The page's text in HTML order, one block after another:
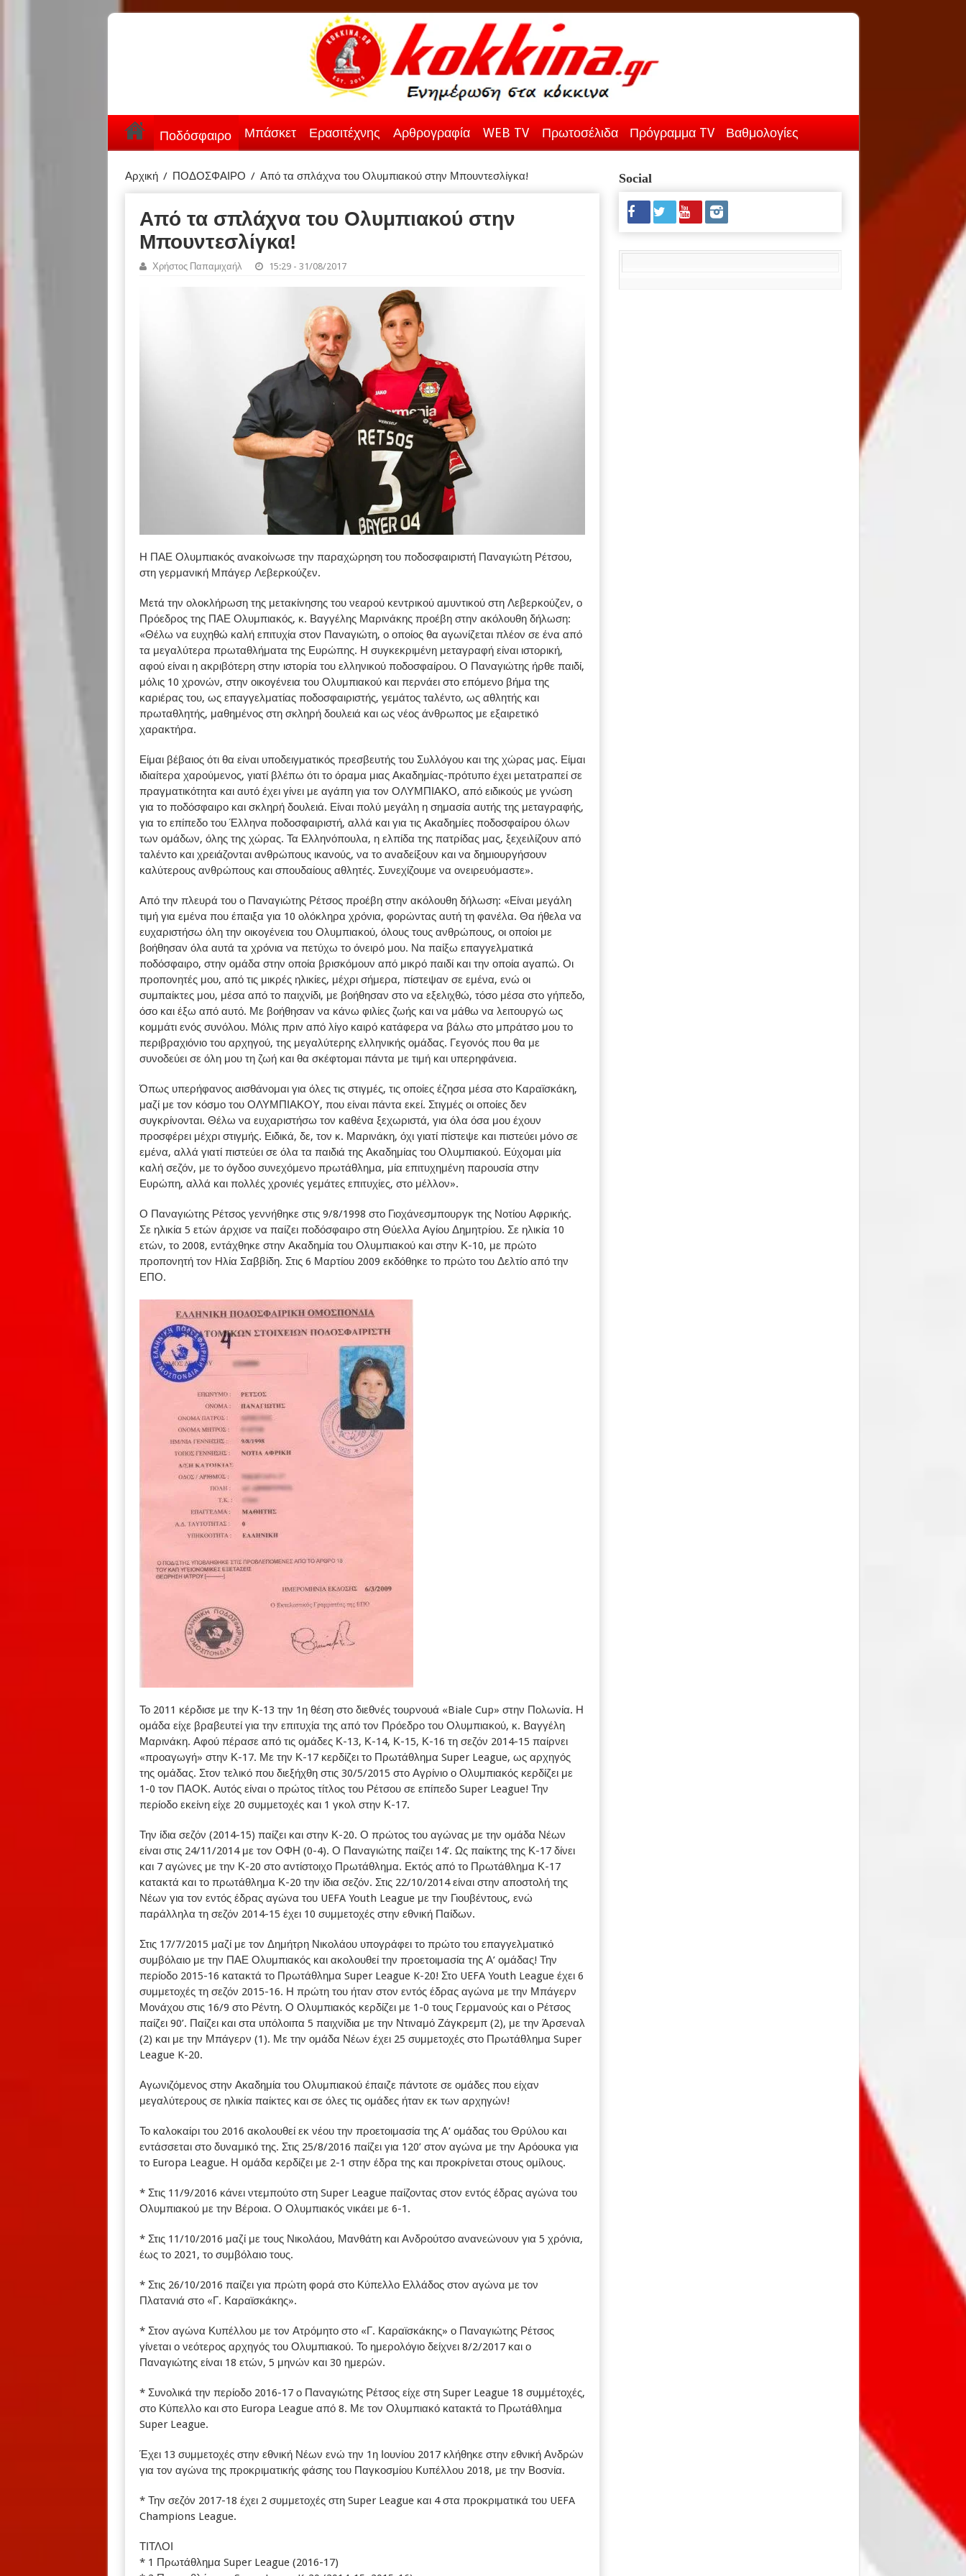
Ποδόσφαιρο Μπάσκετ Ερασιτέχνης Αρθρογραφία WEB TV Πρωτοσέλιδα Πρόγραμμα TV Βαθμολογίες
Αρχική / ΠΟΔΟΣΦΑΙΡΟ / Από τα σπλάχνα του Ολυμπιακού στην Μπουντεσλίγκα!
Από τα σπλάχνα του Ολυμπιακού στην
Μπουντεσλίγκα!
Χρήστος Παπαμιχαήλ 15:29 - 31/08/2017
Η ΠΑΕ Ολυμπιακός ανακοίνωσε την παραχώρηση του ποδοσφαιριστή Παναγιώτη Ρέτσου,
στη γερμανική Μπάγερ Λεβερκούζεν.
Μετά την ολοκλήρωση της μετακίνησης του νεαρού κεντρικού αμυντικού στη Λεβερκούζεν, ο
Πρόεδρος της ΠΑΕ Ολυμπιακός, κ. Βαγγέλης Μαρινάκης προέβη στην ακόλουθη δήλωση:
«Θέλω να ευχηθώ καλή επιτυχία στον Παναγιώτη, ο οποίος θα αγωνίζεται πλέον σε ένα από
τα μεγαλύτερα πρωταθλήματα της Ευρώπης. Η συγκεκριμένη μεταγραφή είναι ιστορική,
αφού είναι η ακριβότερη στην ιστορία του ελληνικού ποδοσφαίρου. Ο Παναγιώτης ήρθε παιδί,
μόλις 10 χρονών, στην οικογένεια του Ολυμπιακού και περνάει στο επόμενο βήμα της
καριέρας του, ως επαγγελματίας ποδοσφαιριστής, γεμάτος ταλέντο, ως αθλητής και
πρωταθλητής, μαθημένος στη σκληρή δουλειά και ως νέος άνθρωπος με εξαιρετικό
χαρακτήρα.
Είμαι βέβαιος ότι θα είναι υποδειγματικός πρεσβευτής του Συλλόγου και της χώρας μας. Είμαι
ιδιαίτερα χαρούμενος, γιατί βλέπω ότι το όραμα μιας Ακαδημίας-πρότυπο έχει μετατραπεί σε
πραγματικότητα και αυτό έχει γίνει με αγάπη για τον ΟΛΥΜΠΙΑΚΟ, από ειδικούς με γνώση
για το ποδόσφαιρο και σκληρή δουλειά. Είναι πολύ μεγάλη η σημασία αυτής της μεταγραφής,
για το επίπεδο του Έλληνα ποδοσφαιριστή, αλλά και για τις Ακαδημίες ποδοσφαίρου όλων
των ομάδων, όλης της χώρας. Τα Ελληνόπουλα, η ελπίδα της πατρίδας μας, ξεχειλίζουν από
ταλέντο και χρειάζονται ανθρώπους ικανούς, να το αναδείξουν και να δημιουργήσουν
καλύτερους ανθρώπους και σπουδαίους αθλητές. Συνεχίζουμε να ονειρευόμαστε».
Από την πλευρά του ο Παναγιώτης Ρέτσος προέβη στην ακόλουθη δήλωση: «Είναι μεγάλη
τιμή για εμένα που έπαιξα για 10 ολόκληρα χρόνια, φορώντας αυτή τη φανέλα. Θα ήθελα να
ευχαριστήσω όλη την οικογένεια του Ολυμπιακού, όλους τους ανθρώπους, οι οποίοι με
βοήθησαν όλα αυτά τα χρόνια να πετύχω το όνειρό μου. Να παίξω επαγγελματικά
ποδόσφαιρο, στην ομάδα στην οποία βρισκόμουν από μικρό παιδί και την οποία αγαπώ. Οι
προπονητές μου, από τις μικρές ηλικίες, μέχρι σήμερα, πίστεψαν σε εμένα, ενώ οι
συμπαίκτες μου, μέσα από το παιχνίδι, με βοήθησαν στο να εξελιχθώ, τόσο μέσα στο γήπεδο,
όσο και έξω από αυτό. Με βοήθησαν να κάνω φιλίες ζωής και να μάθω να λειτουργώ ως
κομμάτι ενός συνόλου. Μόλις πριν από λίγο καιρό κατάφερα να βάλω στο μπράτσο μου το
περιβραχιόνιο του αρχηγού, της μεγαλύτερης ελληνικής ομάδας. Γεγονός που θα με
συνοδεύει σε όλη μου τη ζωή και θα σκέφτομαι πάντα με τιμή και υπερηφάνεια.
Όπως υπερήφανος αισθάνομαι για όλες τις στιγμές, τις οποίες έζησα μέσα στο Καραϊσκάκη,
μαζί με τον κόσμο του ΟΛΥΜΠΙΑΚΟΥ, που είναι πάντα εκεί. Στιγμές οι οποίες δεν
συγκρίνονται. Θέλω να ευχαριστήσω τον καθένα ξεχωριστά, για όλα όσα μου έχουν
προσφέρει μέχρι στιγμής. Ειδικά, δε, τον κ. Μαρινάκη, όχι γιατί πίστεψε και πιστεύει μόνο σε
εμένα, αλλά γιατί πιστεύει σε όλα τα παιδιά της Ακαδημίας του Ολυμπιακού. Εύχομαι μία
καλή σεζόν, με το όγδοο συνεχόμενο πρωτάθλημα, μία επιτυχημένη παρουσία στην
Ευρώπη, αλλά και πολλές χρονιές γεμάτες επιτυχίες, στο μέλλον».
Ο Παναγιώτης Ρέτσος γεννήθηκε στις 9/8/1998 στο Γιοχάνεσμπουργκ της Νοτίου Αφρικής.
Σε ηλικία 5 ετών άρχισε να παίζει ποδόσφαιρο στη Θύελλα Αγίου Δημητρίου. Σε ηλικία 10
ετών, το 2008, εντάχθηκε στην Ακαδημία του Ολυμπιακού και στην Κ-10, με πρώτο
προπονητή τον Ηλία Σαββίδη. Στις 6 Μαρτίου 2009 εκδόθηκε το πρώτο του Δελτίο από την
ΕΠΟ.
Το 2011 κέρδισε με την Κ-13 την 1η θέση στο διεθνές τουρνουά «Biale Cup» στην Πολωνία. Η
ομάδα είχε βραβευτεί για την επιτυχία της από τον Πρόεδρο του Ολυμπιακού, κ. Βαγγέλη
Μαρινάκη. Αφού πέρασε από τις ομάδες Κ-13, Κ-14, Κ-15, Κ-16 τη σεζόν 2014-15 παίρνει
«προαγωγή» στην Κ-17. Με την Κ-17 κερδίζει το Πρωτάθλημα Super League, ως αρχηγός
της ομάδας. Στον τελικό που διεξήχθη στις 30/5/2015 στο Αγρίνιο ο Ολυμπιακός κερδίζει με
1-0 τον ΠΑΟΚ. Αυτός είναι ο πρώτος τίτλος του Ρέτσου σε επίπεδο Super League! Την
περίοδο εκείνη είχε 20 συμμετοχές και 1 γκολ στην Κ-17.
Την ίδια σεζόν (2014-15) παίζει και στην Κ-20. Ο πρώτος του αγώνας με την ομάδα Νέων
είναι στις 24/11/2014 με τον ΟΦΗ (0-4). Ο Παναγιώτης παίζει 14’. Ως παίκτης της Κ-17 δίνει
και 7 αγώνες με την Κ-20 στο αντίστοιχο Πρωτάθλημα. Εκτός από το Πρωτάθλημα Κ-17
κατακτά και το πρωτάθλημα Κ-20 την ίδια σεζόν. Στις 22/10/2014 είναι στην αποστολή της
Νέων για τον εντός έδρας αγώνα του UEFA Youth League με την Γιουβέντους, ενώ
παράλληλα τη σεζόν 2014-15 έχει 10 συμμετοχές στην εθνική Παίδων.
Στις 17/7/2015 μαζί με τον Δημήτρη Νικολάου υπογράφει το πρώτο του επαγγελματικό
συμβόλαιο με την ΠΑΕ Ολυμπιακός και ακολουθεί την προετοιμασία της Α’ ομάδας! Την
περίοδο 2015-16 κατακτά το Πρωτάθλημα Super League K-20! Στο UEFA Youth League έχει 6
συμμετοχές τη σεζόν 2015-16. Η πρώτη του ήταν στον εντός έδρας αγώνα με την Μπάγερν
Μονάχου στις 16/9 στο Ρέντη. Ο Ολυμπιακός κερδίζει με 1-0 τους Γερμανούς και ο Ρέτσος
παίζει 90’. Παίζει και στα υπόλοιπα 5 παιχνίδια με την Ντιναμό Ζάγκρεμπ (2), με την Άρσεναλ
(2) και με την Μπάγερν (1). Με την ομάδα Νέων έχει 25 συμμετοχές στο Πρωτάθλημα Super
League K-20.
Αγωνιζόμενος στην Ακαδημία του Ολυμπιακού έπαιζε πάντοτε σε ομάδες που είχαν
μεγαλύτερους σε ηλικία παίκτες και σε όλες τις ομάδες ήταν εκ των αρχηγών!
Το καλοκαίρι του 2016 ακολουθεί εκ νέου την προετοιμασία της Α’ ομάδας του Θρύλου και
εντάσσεται στο δυναμικό της. Στις 25/8/2016 παίζει για 120’ στον αγώνα με την Αρόουκα για
το Europa League. Η ομάδα κερδίζει με 2-1 στην έδρα της και προκρίνεται στους ομίλους.
* Στις 11/9/2016 κάνει ντεμπούτο στη Super League παίζοντας στον εντός έδρας αγώνα του
Ολυμπιακού με την Βέροια. Ο Ολυμπιακός νικάει με 6-1.
* Στις 11/10/2016 μαζί με τους Νικολάου, Μανθάτη και Ανδρούτσο ανανεώνουν για 5 χρόνια,
έως το 2021, το συμβόλαιο τους.
* Στις 26/10/2016 παίζει για πρώτη φορά στο Κύπελλο Ελλάδος στον αγώνα με τον
Πλατανιά στο «Γ. Καραϊσκάκης».
* Στον αγώνα Κυπέλλου με τον Ατρόμητο στο «Γ. Καραϊσκάκης» ο Παναγιώτης Ρέτσος
γίνεται ο νεότερος αρχηγός του Ολυμπιακού. Το ημερολόγιο δείχνει 8/2/2017 και ο
Παναγιώτης είναι 18 ετών, 5 μηνών και 30 ημερών.
* Συνολικά την περίοδο 2016-17 ο Παναγιώτης Ρέτσος είχε στη Super League 18 συμμέτοχές,
στο Κύπελλο και στο Europa League από 8. Με τον Ολυμπιακό κατακτά το Πρωτάθλημα
Super League.
Έχει 13 συμμετοχές στην εθνική Νέων ενώ την 1η Ιουνίου 2017 κλήθηκε στην εθνική Ανδρών
για τον αγώνα της προκριματικής φάσης του Παγκοσμίου Κυπέλλου 2018, με την Βοσνία.
* Την σεζόν 2017-18 έχει 2 συμμετοχές στη Super League και 4 στα προκριματικά του UEFA
Champions League.
ΤΙΤΛΟΙ
* 1 Πρωτάθλημα Super League (2016-17)
Social